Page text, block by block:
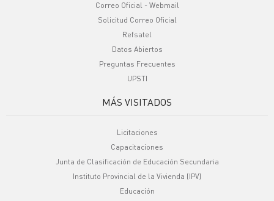
Correo Oficial - Webmail
Solicitud Correo Oficial
Refsatel
Datos Abiertos
Preguntas Frecuentes
UPSTI
MÁS VISITADOS
Licitaciones
Capacitaciones
Junta de Clasificación de Educación Secundaria
Instituto Provincial de la Vivienda (IPV)
Educación